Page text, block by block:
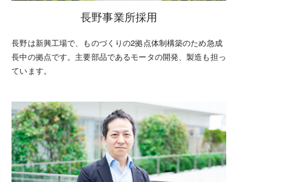
長野事業所採用
長野は新興工場で、ものづくりの2拠点体制構築のため急成
長中の拠点です。主要部品であるモータの開発、製造も担っ
ています。